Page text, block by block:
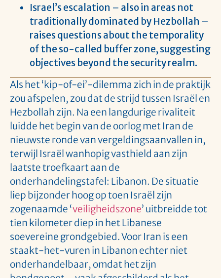
Israel’s escalation – also in areas not
traditionally dominated by Hezbollah –
raises questions about the temporality
of the so-called buffer zone, suggesting
objectives beyond the security realm.
Als het ‘kip-of-ei’-dilemma zich in de praktijk
zou afspelen, zou dat de strijd tussen Israël en
Hezbollah zijn. Na een langdurige rivaliteit
luidde het begin van de oorlog met Iran de
nieuwste ronde van vergeldingsaanvallen in,
terwijl Israël wanhopig vasthield aan zijn
laatste troefkaart aan de
onderhandelingstafel: Libanon. De situatie
liep bijzonder hoog op toen Israël zijn
zogenaamde ‘veiligheidszone’ uitbreidde tot
tien kilometer diep in het Libanese
soevereine grondgebied. Voor Iran is een
staakt-het-vuren in Libanon echter niet
onderhandelbaar, omdat het zijn